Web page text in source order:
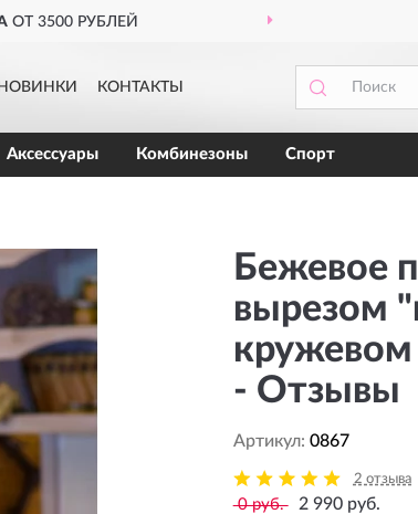
ОТ 3500 РУБЛЕЙ
НОВИНКИ КОНТАКТЫ
Аксессуары Комбинезоны Спорт
Бежевое
вырезом
кружевом
- Отзывы
Артикул: 0867
2 отзыва
0 руб. 2 990 руб.